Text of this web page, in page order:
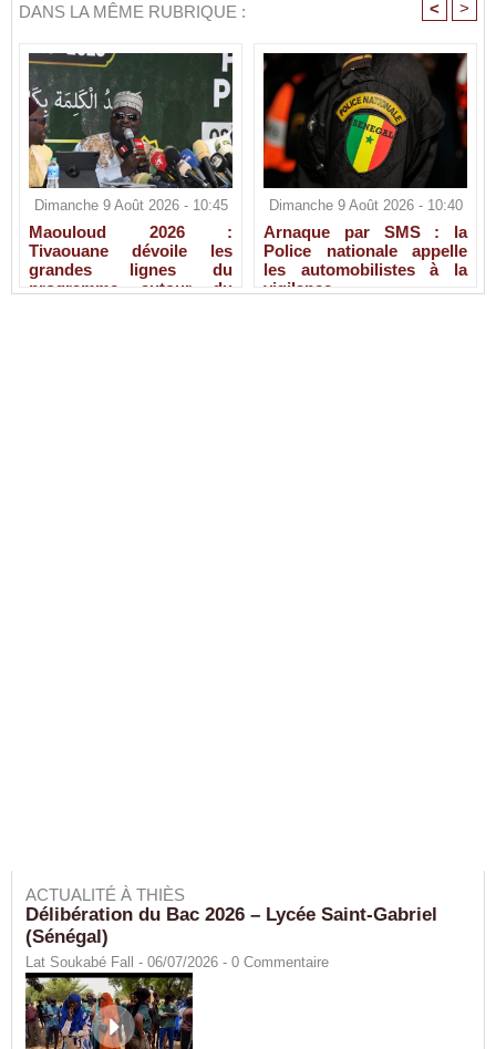
DANS LA MÊME RUBRIQUE : < >
Dimanche 9 Août 2026 - 10:45
Maouloud 2026 :
Tivaouane dévoile les
grandes lignes du
programme autour du
Dimanche 9 Août 2026 - 10:40
Arnaque par SMS : la
Police nationale appelle
les automobilistes à la
vigilance
ACTUALITÉ À THIÈS
Délibération du Bac 2026 – Lycée Saint-Gabriel
(Sénégal)
Lat Soukabé Fall - 06/07/2026 - 0 Commentaire